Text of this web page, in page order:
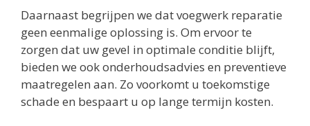
Daarnaast begrijpen we dat voegwerk reparatie
geen eenmalige oplossing is. Om ervoor te
zorgen dat uw gevel in optimale conditie blijft,
bieden we ook onderhoudsadvies en preventieve
maatregelen aan. Zo voorkomt u toekomstige
schade en bespaart u op lange termijn kosten.